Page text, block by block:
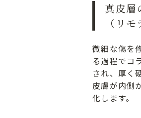
真皮層
（リ
微細な傷を
る過程でコ
され、厚く
皮膚が内側
化します。